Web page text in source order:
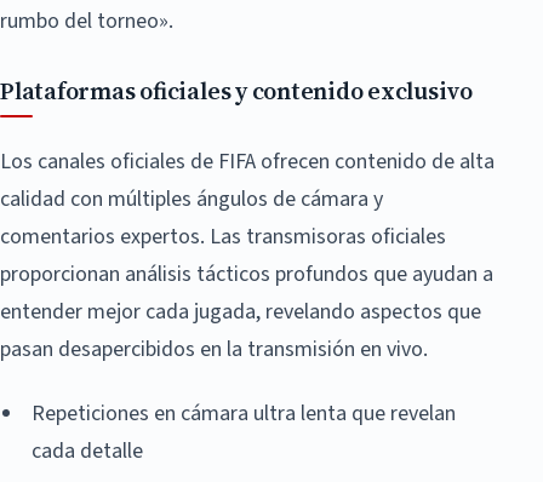
rumbo del torneo».
Plataformas oficiales y contenido exclusivo
Los canales oficiales de FIFA ofrecen contenido de alta
calidad con múltiples ángulos de cámara y
comentarios expertos. Las transmisoras oficiales
proporcionan análisis tácticos profundos que ayudan a
entender mejor cada jugada, revelando aspectos que
pasan desapercibidos en la transmisión en vivo.
Repeticiones en cámara ultra lenta que revelan
cada detalle